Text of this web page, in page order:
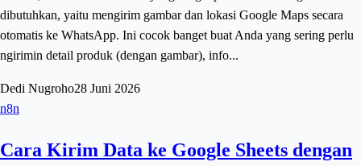
dibutuhkan, yaitu mengirim gambar dan lokasi Google Maps secara
otomatis ke WhatsApp. Ini cocok banget buat Anda yang sering perlu
ngirimin detail produk (dengan gambar), info...
Dedi Nugroho28 Juni 2026
n8n
Cara Kirim Data ke Google Sheets dengan